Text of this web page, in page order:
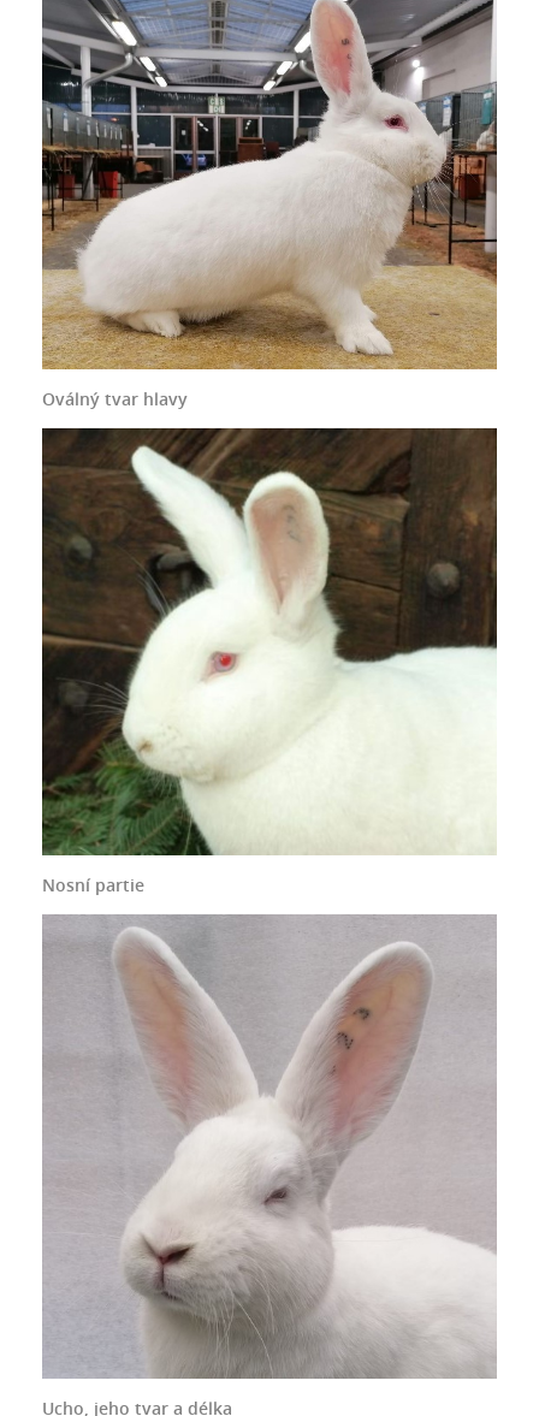
Oválný tvar hlavy
Nosní partie
Ucho, jeho tvar a délka